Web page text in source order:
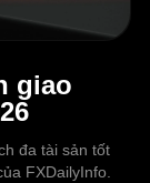
giao
đa tài sản tốt
FXDailyInfo.